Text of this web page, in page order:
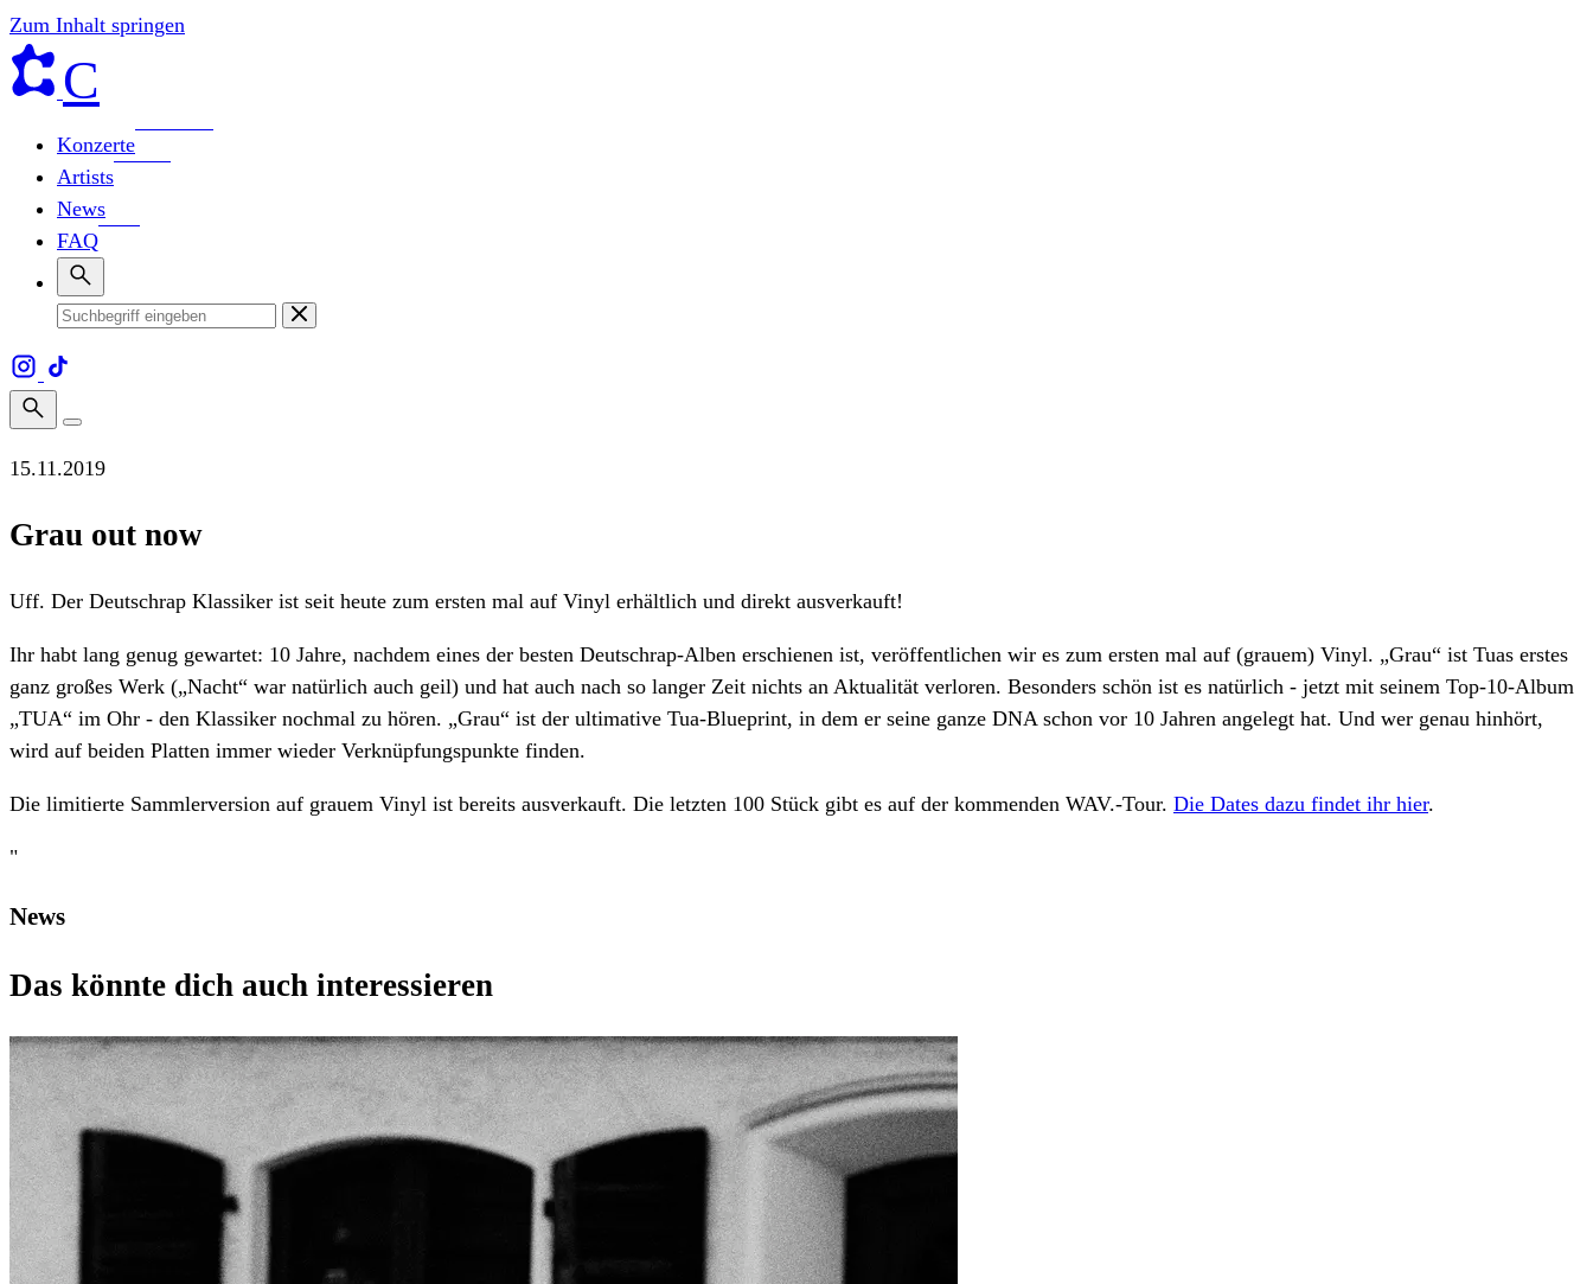
Zum Inhalt springen
C
Konzerte
Artists
News
FAQ
15.11.2019
Grau out now
Uff. Der Deutschrap Klassiker ist seit heute zum ersten mal auf Vinyl erhältlich und direkt ausverkauft!
Ihr habt lang genug gewartet: 10 Jahre, nachdem eines der besten Deutschrap-Alben erschienen ist, veröffentlichen wir es zum ersten mal auf (grauem) Vinyl. „Grau“ ist Tuas erstes
ganz großes Werk („Nacht“ war natürlich auch geil) und hat auch nach so langer Zeit nichts an Aktualität verloren. Besonders schön ist es natürlich - jetzt mit seinem Top-10-Album
„TUA“ im Ohr - den Klassiker nochmal zu hören. „Grau“ ist der ultimative Tua-Blueprint, in dem er seine ganze DNA schon vor 10 Jahren angelegt hat. Und wer genau hinhört,
wird auf beiden Platten immer wieder Verknüpfungspunkte finden.
Die limitierte Sammlerversion auf grauem Vinyl ist bereits ausverkauft. Die letzten 100 Stück gibt es auf der kommenden WAV.-Tour. Die Dates dazu findet ihr hier.
"
News
Das könnte dich auch interessieren